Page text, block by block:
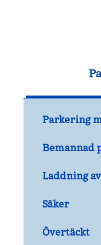
Parkering
Bemannad
Laddning
Säker
Övertäckt